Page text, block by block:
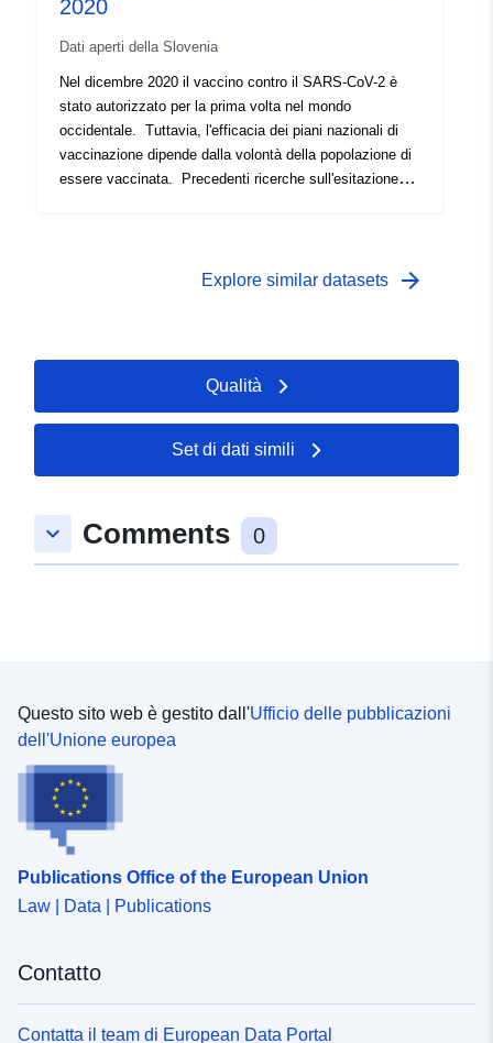
è disponibile anche nel repository PANGAEA.
2020
Dati aperti della Slovenia
Nel dicembre 2020 il vaccino contro il SARS-CoV-2 è
stato autorizzato per la prima volta nel mondo
occidentale. Tuttavia, l'efficacia dei piani nazionali di
vaccinazione dipende dalla volontà della popolazione di
essere vaccinata. Precedenti ricerche sull'esitazione
l'occupazione, l'esperienza vaccinale, Esperienza con
hanno risposto al sondaggio online. L'analisi di
regressione ordinaria e l'analisi di mediazione hanno
esaminato l'interazione di vari fattori che influenzano
comprensione della motivazione delle risposte. I dati
sono stati ponderati da Valicon, che ha usato le
domande sul suo pannello JazVem in parallelo.
Explore similar datasets arrow_forward
Qualità
Set di dati simili
keyboard_arrow_down Comments 0
Questo sito web è gestito dall'Ufficio delle pubblicazioni
dell'Unione europea
Publications Office of the European Union
Law | Data | Publications
Contatto
Contatta il team di European Data Portal